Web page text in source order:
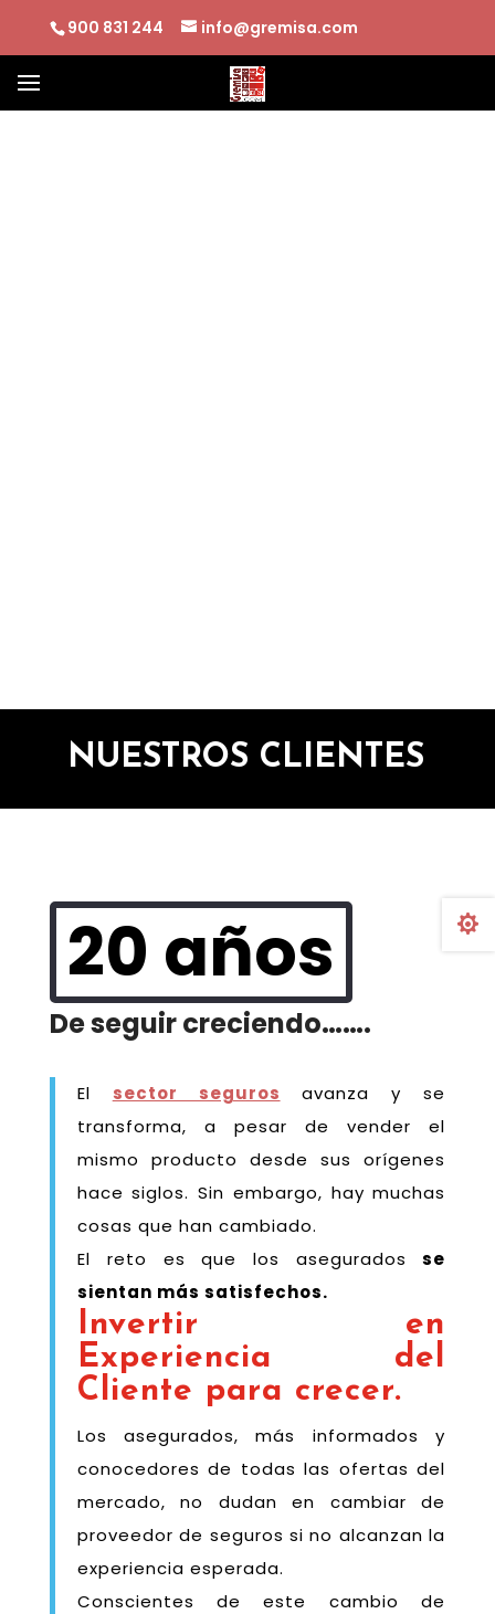
900 831 244 info@gremisa.com
NUESTROS CLIENTES
20 años
De seguir creciendo…….
El sector seguros avanza y se
transforma, a pesar de vender el
mismo producto desde sus orígenes
hace siglos. Sin embargo, hay muchas
cosas que han cambiado.
El reto es que los asegurados
se
sientan más satisfechos.
Invertir en
Experiencia del
Cliente para crecer.
Los asegurados, más informados y
conocedores de todas las ofertas del
mercado, no dudan en cambiar de
proveedor de seguros si no alcanzan la
experiencia esperada.
Conscientes de este cambio de
